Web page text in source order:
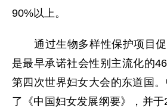
90%以上。
通过生物多样性保护项目促
是最早承诺社会性别主流化的
第四次世界妇女大会的东道国
了《中国妇女发展纲要》，并